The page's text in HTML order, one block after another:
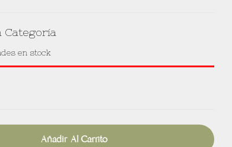
Categoría
en stock
Añadir Al Carrito